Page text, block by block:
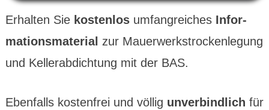
Erhalten Sie kosten­­losumfang­­reiches Infor­­
mations­­mater­ial zur Mauer­­werks­­trocken­­legung
und Keller­­abdich­­tung mit der BAS.
Eben­­falls kosten­­frei und völlig unver­­bind­lich für